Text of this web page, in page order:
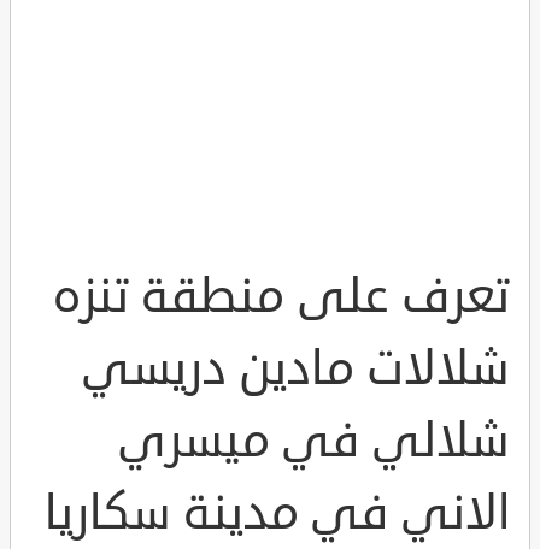
تعرف على منطقة تنزه
شلالات مادين دريسي
شلالي في ميسري
الاني في مدينة سكاريا